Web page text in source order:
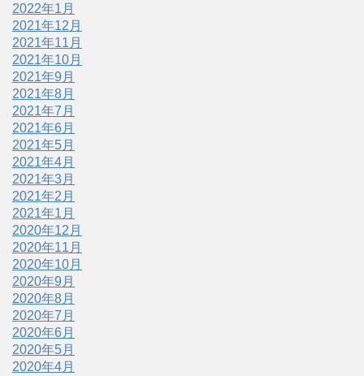
2022年1月
2021年12月
2021年11月
2021年10月
2021年9月
2021年8月
2021年7月
2021年6月
2021年5月
2021年4月
2021年3月
2021年2月
2021年1月
2020年12月
2020年11月
2020年10月
2020年9月
2020年8月
2020年7月
2020年6月
2020年5月
2020年4月